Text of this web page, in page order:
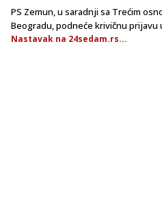
PS Zemun, u saradnji sa Trećim
Beogradu, podneće krivičnu prijavu
Nastavak na 24sedam.rs...